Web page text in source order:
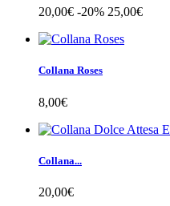
20,00€ -20% 25,00€
Collana Roses
8,00€
Collana...
20,00€